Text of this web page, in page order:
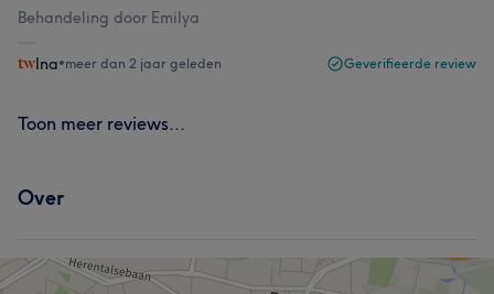
Behandeling door Emilya
Ina•meer dan 2 jaar geleden Geverifieerde review
Toon meer reviews...
Over